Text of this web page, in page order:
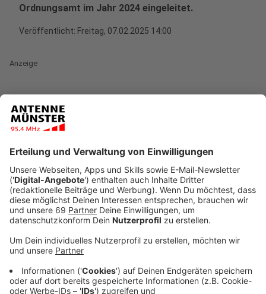
Ordnungsamt im Jahr 2024 eingeleitet.
Veröffentlicht: Freitag, 07.02.2025 14:00
Anzeige
Die Einnahmen daraus stiegen im Vergleich zum Vorjahr
um knapp 1,8 Millionen auf 11,6 Millionen Euro. Diese
Zahlen veröffentlicht die Bußgeldstelle der Stadt in
ihrer Jahresstatistik.
Anzeige
Im Vergleich zu 2023 stieg die Gesamtzahl der
Verfahren um 20.000. Dies ist zum Teil das Ergebnis
verstärkter Kontrollen insbesondere in Risikobereichen
im Umkreis von Kitas, Schulen und sozialen
Einrichtungen, um dort die Sicherheit schwächerer
Verkehrsteilnehmer zu gewährleisten. "Die Zahl und